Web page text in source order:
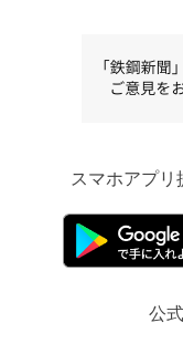
スマホアプ
公